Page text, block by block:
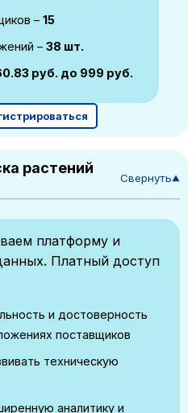
– 15
– 38 шт.
руб. до 999 руб.
растений
Свернуть▼
платформу и
Платный доступ
и достоверность
поставщиков
техническую
аналитику и